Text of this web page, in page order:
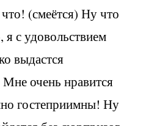
(смеётся) Ну что
я с удовольствием
выдастся
очень нравится
гостеприимны! Ну